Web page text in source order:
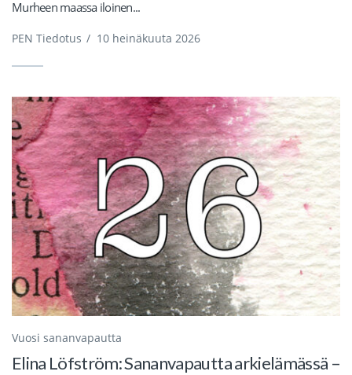
Murheen maassa iloinen...
PEN Tiedotus / 10 heinäkuuta 2026
Vuosi sananvapautta
Elina Löfström: Sananvapautta arkielämässä –